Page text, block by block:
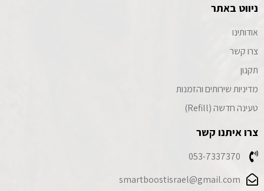
ניווט באתר
אודותינו
צרו קשר
תקנון
מדיניות שירותים והזמנות
טעינה חדשה (Refill)
צרו איתנו קשר
053-7337370
smartboostisrael@gmail.com